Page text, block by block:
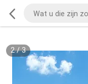
2/3